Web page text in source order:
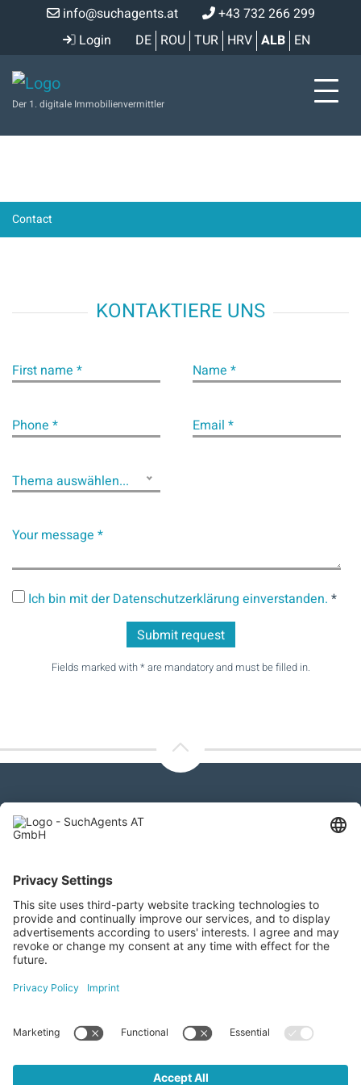
info@suchagents.at
+43 732 266 299
Login
DE ROU TUR HRV ALB EN
Der 1. digitale Immobilienvermittler
Contact
KONTAKTIERE UNS
First name * Name *
Phone * Email *
Thema auswählen...
Your message *
Ich bin mit der Datenschutzerklärung einverstanden. *
Fields marked with * are mandatory and must be filled in.
Please contact us
SuchAgents AT GmbH
Gewerbeallee 13a, 4221 Steyregg
+43 732 266 299
info@suchagents.at
Visit us here as well